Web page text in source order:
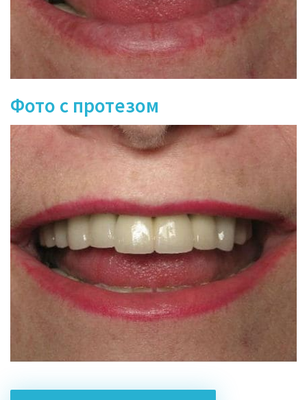
Фото с протезом